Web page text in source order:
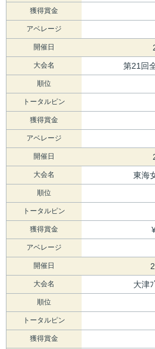
獲得賞金
アベレージ
開催日
大会名 第21回
順位
トータルピン
獲得賞金
アベレージ
開催日
大会名 東海
順位
トータルピン
獲得賞金
アベレージ
開催日
大会名 大津
順位
トータルピン
獲得賞金